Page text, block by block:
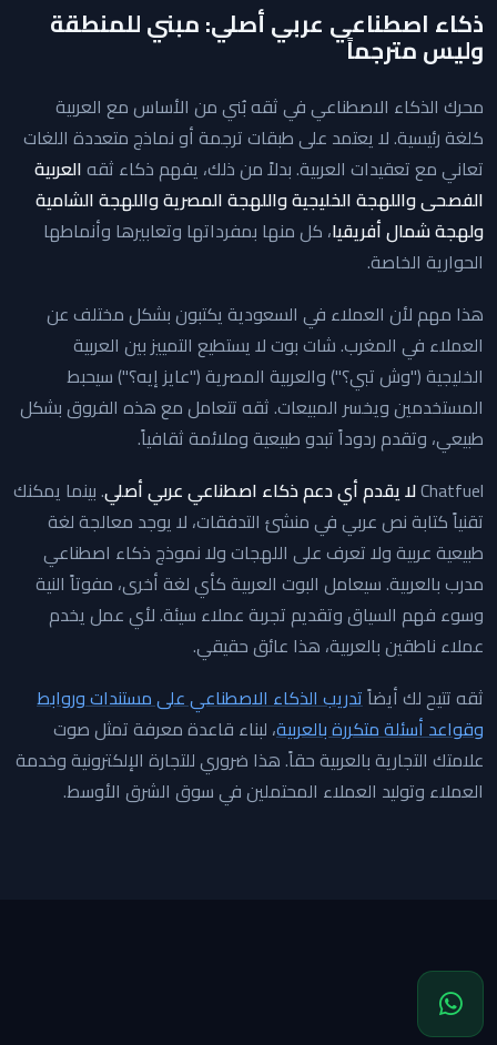
ذكاء اصطناعي عربي أصلي: مبني للمنطقة
وليس مترجماً
محرك الذكاء الاصطناعي في ثقه بُني من الأساس مع العربية
كلغة رئيسية. لا يعتمد على طبقات ترجمة أو نماذج متعددة اللغات
تعاني مع تعقيدات العربية. بدلاً من ذلك، يفهم ذكاء ثقهالعربية
الفصحى واللهجة الخليجية واللهجة المصرية واللهجة الشامية
ولهجة شمال أفريقيا، كل منها بمفرداتها وتعابيرها وأنماطها
الحوارية الخاصة.
هذا مهم لأن العملاء في السعودية يكتبون بشكل مختلف عن
العملاء في المغرب. شات بوت لا يستطيع التمييز بين العربية
الخليجية ("وش تبي؟") والعربية المصرية ("عايز إيه؟") سيحبط
المستخدمين ويخسر المبيعات. ثقه تتعامل مع هذه الفروق بشكل
طبيعي، وتقدم ردوداً تبدو طبيعية وملائمة ثقافياً.
Chatfuelلا يقدم أي دعم ذكاء اصطناعي عربي أصلي. بينما يمكنك
تقنياً كتابة نص عربي في منشئ التدفقات، لا يوجد معالجة لغة
طبيعية عربية ولا تعرف على اللهجات ولا نموذج ذكاء اصطناعي
مدرب بالعربية. سيعامل البوت العربية كأي لغة أخرى، مفوتاً النية
وسوء فهم السياق وتقديم تجربة عملاء سيئة. لأي عمل يخدم
عملاء ناطقين بالعربية، هذا عائق حقيقي.
ثقه تتيح لك أيضاًتدريب الذكاء الاصطناعي على مستندات وروابط
وقواعد أسئلة متكررة بالعربية، لبناء قاعدة معرفة تمثل صوت
علامتك التجارية بالعربية حقاً. هذا ضروري للتجارة الإلكترونية وخدمة
العملاء وتوليد العملاء المحتملين في سوق الشرق الأوسط.